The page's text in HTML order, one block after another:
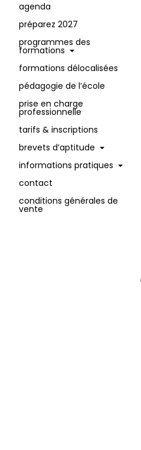
agenda
préparez 2027
programmes des
formations
formations délocalisées
pédagogie de l’école
prise en charge
professionnelle
tarifs & inscriptions
brevets d’aptitude
informations pratiques
contact
conditions générales de
vente